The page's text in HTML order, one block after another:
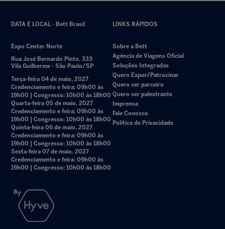
DATA E LOCAL - Bett Brasil
Expo Center Norte
Rua José Bernardo Pinto, 333
Vila Guilherme - São Paulo/SP
Terça-feira 04 de maio, 2027
Credenciamento e feira: 09h00 às
19h00 | Congresso: 10h00 às 18h00
Quarta-feira 05 de maio, 2027
Credenciamento e feira: 09h00 às
19h00 | Congresso: 10h00 às 18h00
Quinta-feira 06 de maio, 2027
Credenciamento e feira: 09h00 às
19h00 | Congresso: 10h00 às 18h00
Sexta-feira 07 de maio, 2027
Credenciamento e feira: 09h00 às
19h00 | Congresso: 10h00 às 18h00
LINKS RÁPIDOS
Sobre a Bett
Agência de Viagens Oficial
Soluções Integradas
Quero Expor/Patrocinar
Quero ser parceiro
Quero ser palestrante
Imprensa
Fale Conosco
Política de Privacidade